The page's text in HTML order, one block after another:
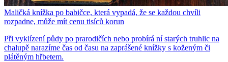
Maličká knížka po babičce, která vypadá, že se každou chvíli
rozpadne, může mít cenu tisíců korun
Při vyklízení půdy po prarodičích nebo probírá ní starých truhlic na
chalupě narazíme čas od času na zaprášené knížky s koženým či
plátěným hřbetem.